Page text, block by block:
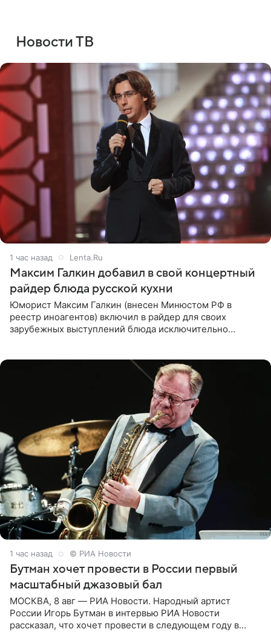
Новости ТВ
1 час назад Lenta.Ru
Максим Галкин добавил в свой концертный
райдер блюда русской кухни
Юморист Максим Галкин (внесен Минюстом РФ в
реестр иноагентов) включил в райдер для своих
зарубежных выступлений блюда исключительно
1 час назад © РИА Новости
Бутман хочет провести в России первый
масштабный джазовый бал
МОСКВА, 8 авг — РИА Новости. Народный артист
России Игорь Бутман в интервью РИА Новости
рассказал, что хочет провести в следующем году в